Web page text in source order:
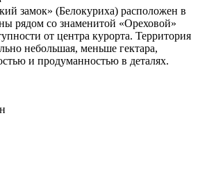
замок» (Белокуриха) расположен в
рядом со знаменитой «Ореховой»
от центра курорта. Территория
небольшая, меньше гектара,
и продуманностью в деталях.